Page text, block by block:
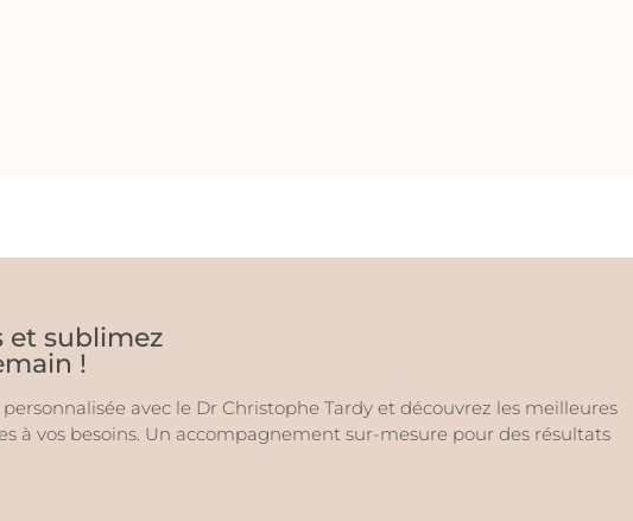
et sublimez
!
avec le Dr Christophe Tardy et découvrez les meilleures
à vos besoins. Un accompagnement sur-mesure pour des résultats